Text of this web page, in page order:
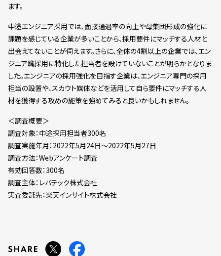
ます。
中途エンジニア採用では、面接通過率の向上や母集団形成の強化に
課題を感じている企業が多いことから、採用要件にマッチする人材と
出会えてないことが伺えます。さらに、全体の4割以上の企業では、エン
ジニア職採用に特化した担当者を設けていないことが明らかとなりま
した。エンジニアの採用強化を目指す企業は、エンジニア専門の採用
担当の設置や、スカウト媒体などを活用して自ら要件にマッチする人
材を獲得する攻めの施策を強めてみると良いかもしれません。
＜調査概要＞
調査対象：中途採用担当者300名
調査実施年月：2022年5月24日～2022年5月27日
調査方法：Webアンケート調査
有効回答数：300名
調査主体：レバテック株式会社
実査委託先：楽天インサイト株式会社